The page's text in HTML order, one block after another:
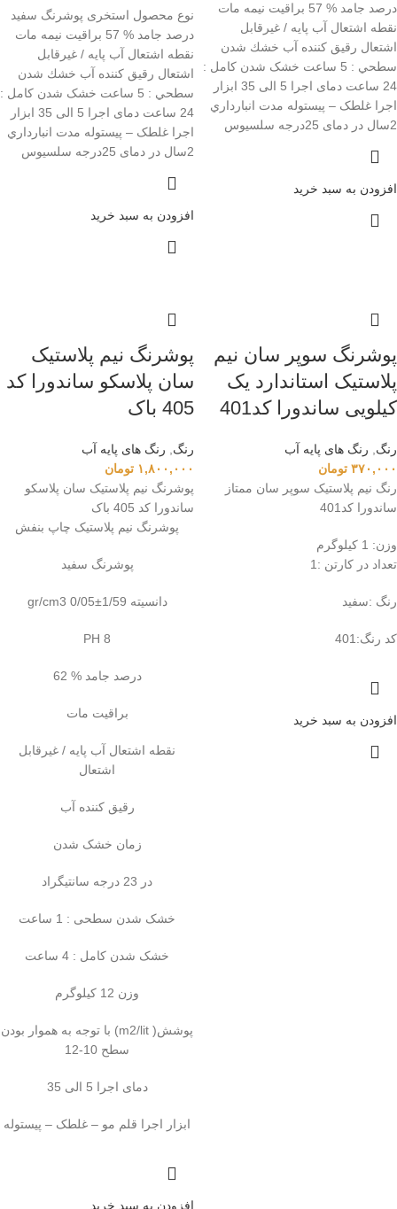
درصد جامد % 57 براقیت نیمه مات
نقطه اشتعال آب پایه / غیرقابل
اشتعال رقیق کننده آب خشك شدن
سطحي : 5 ساعت خشک شدن کامل :
24 ساعت دمای اجرا 5 الی 35 ابزار
اجرا غلطک – پیستوله مدت انبارداري
2سال در دمای 25درجه سلسيوس
افزودن به سبد خرید
نوع محصول استخری پوشرنگ سفید
درصد جامد % 57 براقیت نیمه مات
نقطه اشتعال آب پایه / غیرقابل
اشتعال رقیق کننده آب خشك شدن
سطحي : 5 ساعت خشک شدن کامل :
24 ساعت دمای اجرا 5 الی 35 ابزار
اجرا غلطک – پیستوله مدت انبارداري
2سال در دمای 25درجه سلسيوس
افزودن به سبد خرید
ََپوشرنگ سوپر سان نیم
پلاستیک استاندارد یک
کیلویی ساندورا کد401
رنگ
رنگ‌ های پایه آب
۳۷۰,۰۰۰ تومان
رنگ نیم پلاستیک سوپر سان ممتاز
ساندورا کد401
وزن: 1 کیلوگرم
تعداد در کارتن : 1
رنگ :سفید
کد رنگ: 401
افزودن به سبد خرید
پوشرنگ نیم پلاستیک
سان پلاسکو ساندورا کد
405 باک
رنگ
رنگ‌ های پایه آب
۱,۸۰۰,۰۰۰ تومان
پوشرنگ نیم پلاستیک سان پلاسکو
ساندورا کد 405 باک
پوشرنگ نیم پلاستیک چاپ بنفش
پوشرنگ سفید
دانسیته 1/59±0/05 gr/cm3
PH 8
درصد جامد % 62
براقیت مات
نقطه اشتعال آب پایه / غیرقابل
اشتعال
رقیق کننده آب
زمان خشک شدن
در 23 درجه سانتیگراد
خشک شدن سطحی : 1 ساعت
خشک شدن کامل : 4 ساعت
وزن 12 کیلوگرم
پوشش( m2/lit) با توجه به هموار بودن
سطح 10-12
دمای اجرا 5 الی 35
ابزار اجرا قلم مو – غلطک – پیستوله
افزودن به سبد خرید